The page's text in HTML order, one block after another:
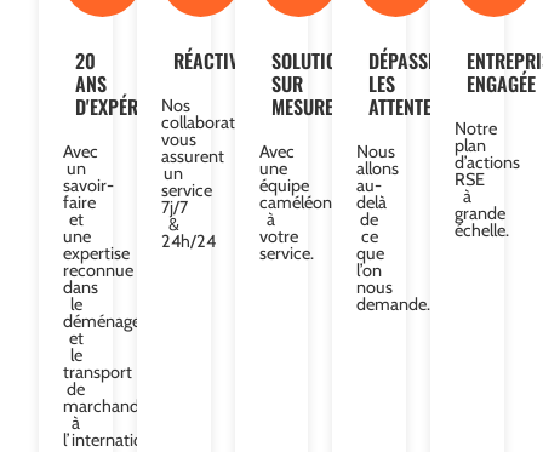
20
ANS
D'EXPÉRIENCE
Avec
un
savoir-
faire
et
une
expertise
reconnue
dans
le
déménagement
et
le
transport
de
marchandises
à
l’international.
RÉACTIVITÉ
Nos
collaborateurs
vous
assurent
un
service
7j/7
&
24h/24
SOLUTIONS
SUR
MESURE
Avec
une
équipe
caméléon
à
votre
service.
DÉPASSER
LES
ATTENTES
Nous
allons
au-
delà
de
ce
que
l’on
nous
demande.
ENGAGÉE
Notre
plan
d’actions
RSE
à
grande
échelle.